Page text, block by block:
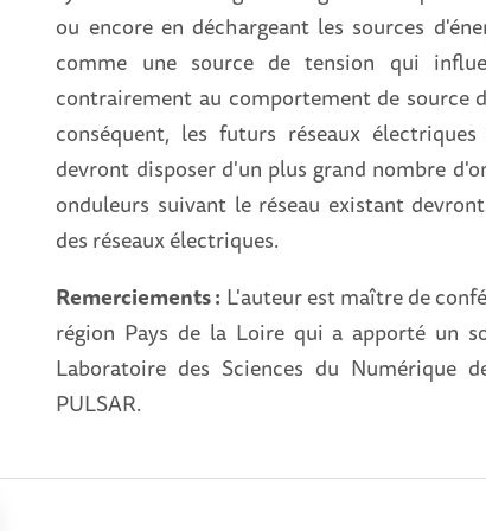
ou encore en déchargeant les sources
comme une source de tension qui
contrairement au comportement de source
conséquent, les futurs réseaux
devront disposer d'un plus grand nombre
onduleurs suivant le réseau existant
des réseaux électriques.
Remerciements : L'auteur est maître de
région Pays de la Loire qui a apporté un
Laboratoire des Sciences du Numérique
PULSAR.